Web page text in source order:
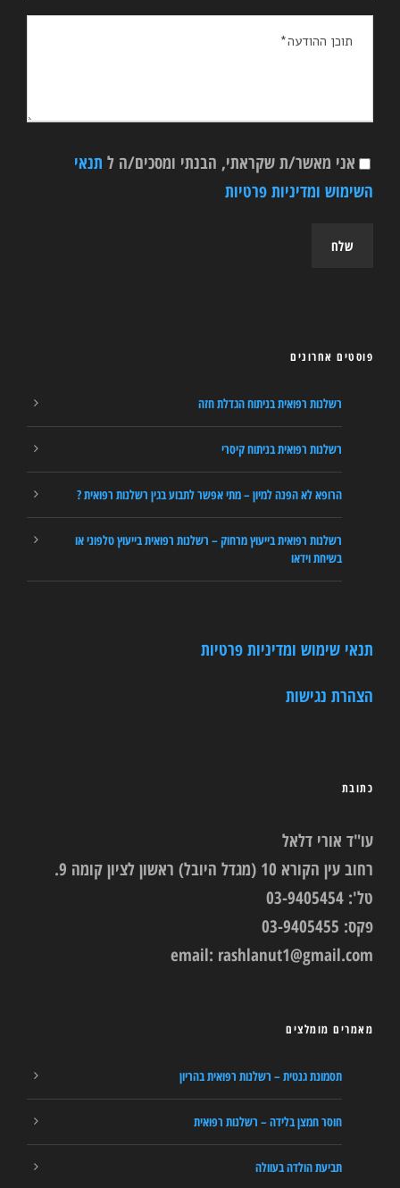
אני מאשר/ת שקראתי, הבנתי ומסכים/ה ל תנאי
השימוש ומדיניות פרטיות
פוסטים אחרונים
רשלנות רפואית בניתוח הגדלת חזה
רשלנות רפואית בניתוח קיסרי
הרופא לא הפנה למיון – מתי אפשר לתבוע בגין רשלנות רפואית ?
רשלנות רפואית בייעוץ מרחוק – רשלנות רפואית בייעוץ טלפוני או
בשיחת וידאו
תנאי שימוש ומדיניות פרטיות
הצהרת נגישות
כתובת
עו"ד אורי דלאל
רחוב עין הקורא 10 (מגדל היובל) ראשון לציון קומה 9.
טל': 03-9405454
פקס: 03-9405455
email: rashlanut1@gmail.com
מאמרים מומלצים
תסמונת גנטית – רשלנות רפואית בהריון
חוסר חמצן בלידה – רשלנות רפואית
תביעת הולדה בעוולה